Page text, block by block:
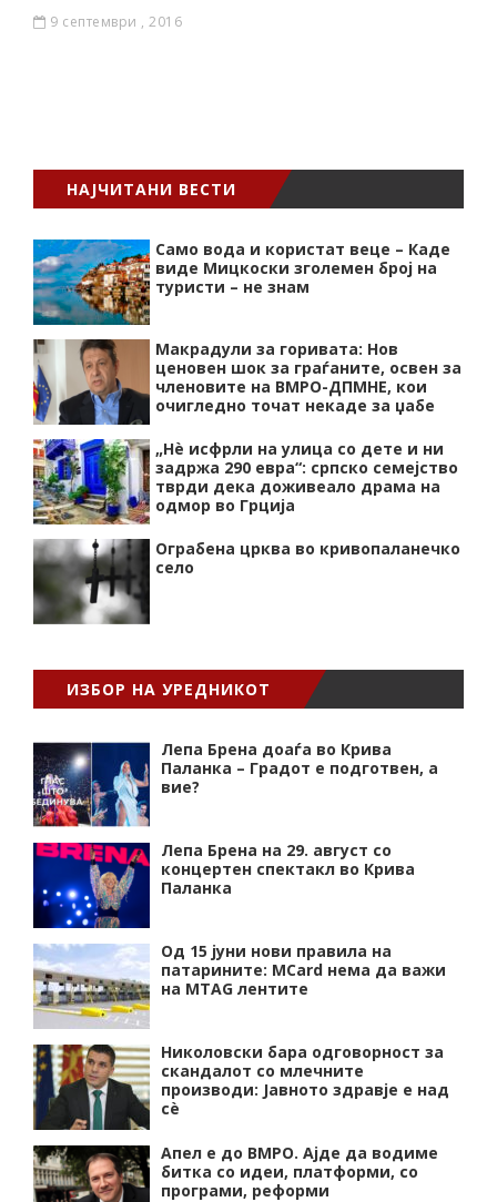
9 септември , 2016
НАЈЧИТАНИ ВЕСТИ
Само вода и користат веце – Каде
виде Мицкоски зголемен број на
туристи – не знам
Макрадули за горивата: Нов
ценовен шок за граѓаните, освен за
членовите на ВМРО-ДПМНЕ, кои
очигледно точат некаде за џабе
„Нѐ исфрли на улица со дете и ни
задржа 290 евра“: српско семејство
тврди дека доживеало драма на
одмор во Грција
Ограбена црква во кривопаланечко
село
ИЗБОР НА УРЕДНИКОТ
Лепа Брена доаѓа во Крива
Паланка – Градот е подготвен, а
вие?
Лепа Брена на 29. август со
концертен спектакл во Крива
Паланка
Од 15 јуни нови правила на
патарините: MCard нема да важи
на MTAG лентите
Николовски бара одговорност за
скандалот со млечните
производи: Јавното здравје е над
сѐ
Апел е до ВМРО. Ајде да водиме
битка со идеи, платформи, со
програми, реформи